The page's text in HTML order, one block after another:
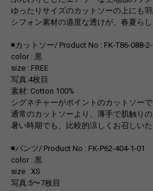
ゆったりサイズのカットソーの上にも羽
シフォン素材の適度な透けが、春夏らし
◾️カットソー/ Product No : FK-T86-088-
color : 黒
size : FREE
写真:4枚目
素材: Cotton 100%
シグネチャーがポイントのカットソーで
通常のカットソーより、薄手で肌触り
暑い時期でも、比較的涼しくお召しいた
◾️パンツ/ Product No : FK-P62-404-1-01
color : 黒
size : XS
写真:5〜7枚目